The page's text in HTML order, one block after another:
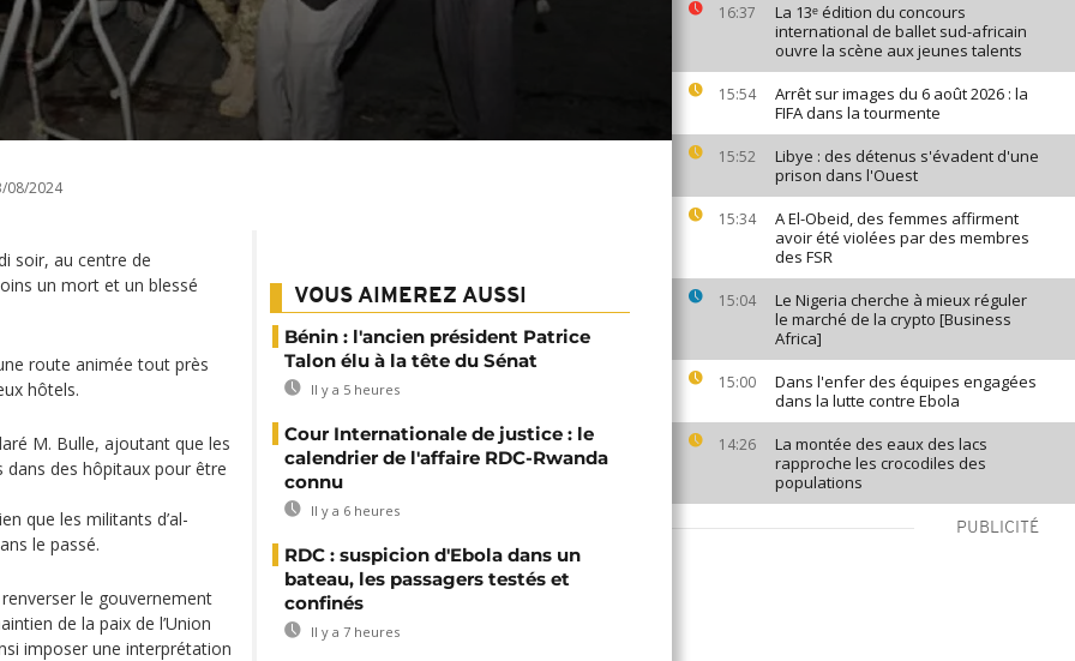
16:37
La 13ᵉ édition du concours
international de ballet sud-africain
ouvre la scène aux jeunes talents
15:54
Arrêt sur images du 6 août 2026 : la
FIFA dans la tourmente
15:52
Libye : des détenus s'évadent d'une
prison dans l'Ouest
15:34
A El-Obeid, des femmes affirment
avoir été violées par des membres
des FSR
15:04
Le Nigeria cherche à mieux réguler
le marché de la crypto [Business
Africa]
15:00
Dans l'enfer des équipes engagées
dans la lutte contre Ebola
14:26
La montée des eaux des lacs
rapproche les crocodiles des
populations
PUBLICITÉ
08/2024
soir, au centre de
un mort et un blessé
route animée tout près
hôtels.
M. Bulle, ajoutant que les
des hôpitaux pour être
que les militants d’al-
le passé.
le gouvernement
de la paix de l’Union
imposer une interprétation
VOUS AIMEREZ AUSSI
Bénin : l'ancien président Patrice
Talon élu à la tête du Sénat
Il y a 5 heures
Cour Internationale de justice : le
calendrier de l'affaire RDC-Rwanda
connu
Il y a 6 heures
RDC : suspicion d'Ebola dans un
bateau, les passagers testés et
confinés
Il y a 7 heures